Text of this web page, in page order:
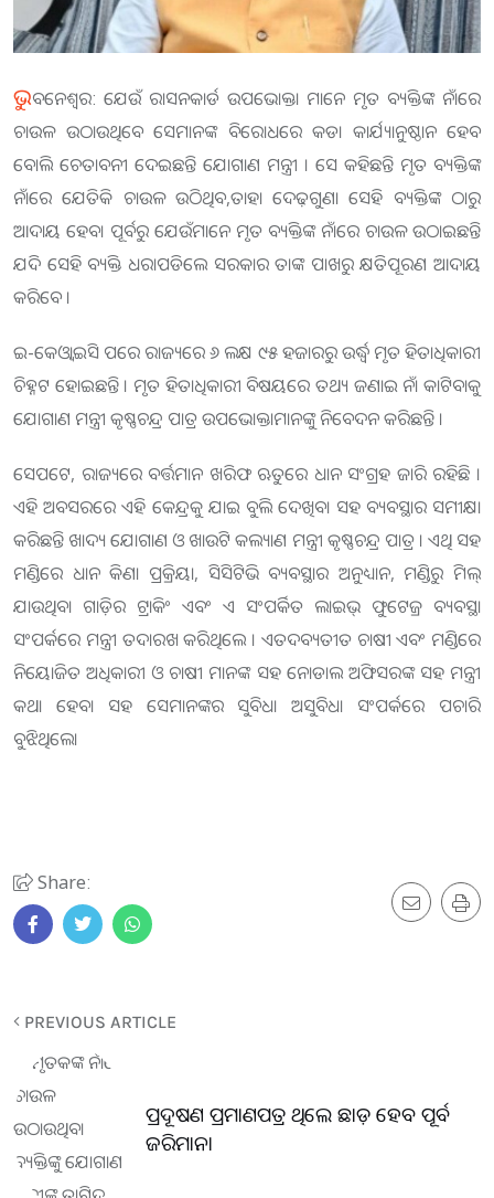
ଭୁବନେଶ୍ଵର: ଯେଉଁ ରାସନକାର୍ଡ ଉପଭୋକ୍ତା ମାନେ ମୃତ ବ୍ୟକ୍ତିଙ୍କ ନାଁରେ
ଚାଉଳ ଉଠାଉଥିବେ ସେମାନଙ୍କ ବିରୋଧରେ କଡା କାର୍ଯ୍ୟାନୁଷ୍ଠାନ ହେବ
ବୋଲି ଚେତାବନୀ ଦେଇଛନ୍ତି ଯୋଗାଣ ମନ୍ତ୍ରୀ । ସେ କହିଛନ୍ତି ମୃତ ବ୍ୟକ୍ତିଙ୍କ
ନାଁରେ ଯେତିକି ଚାଉଳ ଉଠିଥିବ,ତାହା ଦେଢ଼ଗୁଣା ସେହି ବ୍ୟକ୍ତିଙ୍କ ଠାରୁ
ଆଦାୟ ହେବ। ପୂର୍ବରୁ ଯେଉଁମାନେ ମୃତ ବ୍ୟକ୍ତିଙ୍କ ନାଁରେ ଚାଉଳ ଉଠାଇଛନ୍ତି
ଯଦି ସେହି ବ୍ୟକ୍ତି ଧରାପଡିଲେ ସରକାର ତାଙ୍କ ପାଖରୁ କ୍ଷତିପୂରଣ ଆଦାୟ
କରିବେ ।
ଇ-କେଓ୍ବାଇସି ପରେ ରାଜ୍ୟରେ ୬ ଲକ୍ଷ ୯୫ ହଜାରରୁ ଉର୍ଦ୍ଧ୍ୱ ମୃତ ହିତାଧିକାରୀ
ଚିହ୍ନଟ ହୋଇଛନ୍ତି । ମୃତ ହିତାଧିକାରୀ ବିଷୟରେ ତଥ୍ୟ ଜଣାଇ ନାଁ କାଟିବାକୁ
ଯୋଗାଣ ମନ୍ତ୍ରୀ କୃଷ୍ଣଚନ୍ଦ୍ର ପାତ୍ର ଉପଭୋକ୍ତାମାନଙ୍କୁ ନିବେଦନ କରିଛନ୍ତି ।
ସେପଟେ, ରାଜ୍ୟରେ ବର୍ତ୍ତମାନ ଖରିଫ ଋତୁରେ ଧାନ ସଂଗ୍ରହ ଜାରି ରହିଛି ।
ଏହି ଅବସରରେ ଏହି କେନ୍ଦ୍ରକୁ ଯାଇ ବୁଲି ଦେଖିବା ସହ ବ୍ୟବସ୍ଥାର ସମୀକ୍ଷା
କରିଛନ୍ତି ଖାଦ୍ୟ ଯୋଗାଣ ଓ ଖାଉଟି କଲ୍ୟାଣ ମନ୍ତ୍ରୀ କୃଷ୍ଣଚନ୍ଦ୍ର ପାତ୍ର । ଏଥି ସହ
ମଣ୍ଡିରେ ଧାନ କିଣା ପ୍ରକ୍ରିୟା, ସିସିଟିଭି ବ୍ୟବସ୍ଥାର ଅନୁଧ୍ୟାନ, ମଣ୍ଡିରୁ ମିଲ୍
ଯାଉଥିବା ଗାଡ଼ିର ଟ୍ରାକିଂ ଏବଂ ଏ ସଂପର୍କିତ ଲାଇଭ୍ ଫୁଟେଜ୍ର ବ୍ୟବସ୍ଥା
ସଂପର୍କରେ ମନ୍ତ୍ରୀ ତଦାରଖ କରିଥିଲେ । ଏତଦବ୍ୟତୀତ ଚାଷୀ ଏବଂ ମଣ୍ଡିରେ
ନିୟୋଜିତ ଅଧିକାରୀ ଓ ଚାଷୀ ମାନଙ୍କ ସହ ନୋଡାଲ ଅଫିସରଙ୍କ ସହ ମନ୍ତ୍ରୀ
କଥା ହେବା ସହ ସେମାନଙ୍କର ସୁବିଧା ଅସୁବିଧା ସଂପର୍କରେ ପଚାରି
ବୁଝିଥିଲେ।
Share:
PREVIOUS ARTICLE
ପ୍ରଦୂଷଣ ପ୍ରମାଣପତ୍ର ଥିଲେ ଛାଡ଼ ହେବ ପୂର୍ବ
ଜରିମାନା